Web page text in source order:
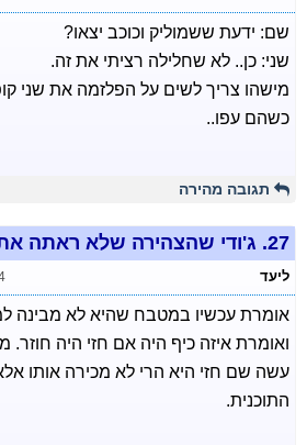
שם: ידעת ששמוליק וכוכב יצאו?
שני: כן.. לא שחלילה רציתי את זה.
מישהו צריך לשים על הפלזמה את שני
כשהם עפו..
תגובה מהירה
27. ג'ודי שהצהירה שלא ראתה
ליעד
אומרת עכשיו במטבח שהיא לא מבינה
ואומרת איזה כיף היה אם חזי היה חוזר.
עשה שם חזי היא הרי לא מכירה אותו
התוכנית.